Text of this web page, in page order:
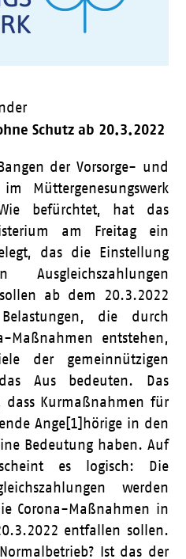
Schutz ab 20.3.2022
der Vorsorge- und
Müttergenesungswerk
befürchtet, hat das
am Freitag ein
das die Einstellung
Ausgleichszahlungen
ab dem 20.3.2022
die durch
Maßnahmen entstehen,
der gemeinnützigen
Aus bedeuten. Das
dass Kurmaßnahmen für
Ange[1]hörige in den
Bedeutung haben. Auf
es logisch: Die
werden
Corona-Maßnahmen in
entfallen sollen.
Ist das der